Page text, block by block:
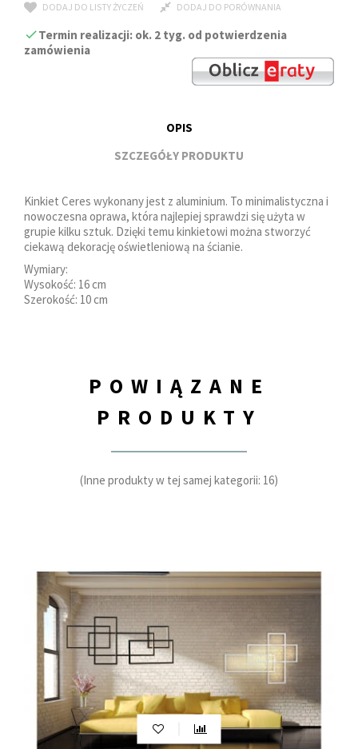
DODAJ DO LISTY ŻYCZEŃ DODAJ DO PORÓWNANIA
Termin realizacji: ok. 2 tyg. od potwierdzenia
zamówienia
OPIS
SZCZEGÓŁY PRODUKTU
Kinkiet Ceres wykonany jest z aluminium. To minimalistyczna i
nowoczesna oprawa, która najlepiej sprawdzi się użyta w
grupie kilku sztuk. Dzięki temu kinkietowi można stworzyć
ciekawą dekorację oświetleniową na ścianie.
Wymiary:
Wysokość: 16 cm
Szerokość: 10 cm
POWIĄZANE
PRODUKTY
(Inne produkty w tej samej kategorii: 16)